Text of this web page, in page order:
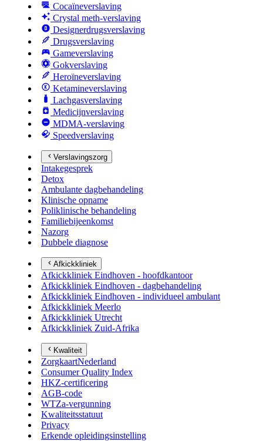
Cocaïneverslaving
Crystal meth-verslaving
Designerdrugsverslaving
Drugsverslaving
Gameverslaving
Gokverslaving
Heroïneverslaving
Ketamineverslaving
Lachgasverslaving
Medicijnverslaving
MDMA-verslaving
Speedverslaving
Verslavingszorg
Intakegesprek
Detox
Ambulante dagbehandeling
Klinische opname
Poliklinische behandeling
Familiebijeenkomst
Nazorg
Dubbele diagnose
Afkickkliniek
Afkickkliniek Eindhoven - hoofdkantoor
Afkickkliniek Eindhoven - dagbehandeling
Afkickkliniek Eindhoven - individueel ambulant
Afkickkliniek Meerlo
Afkickkliniek Utrecht
Afkickkliniek Zuid-Afrika
Kwaliteit
ZorgkaartNederland
Consumer Quality Index
HKZ-certificering
AGB-code
WTZa-vergunning
Kwaliteitsstatuut
Privacy
Erkende opleidingsinstelling